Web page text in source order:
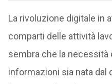
La rivoluzione digitale in
comparti delle attività
sembra che la necessità
informazioni sia nata dal